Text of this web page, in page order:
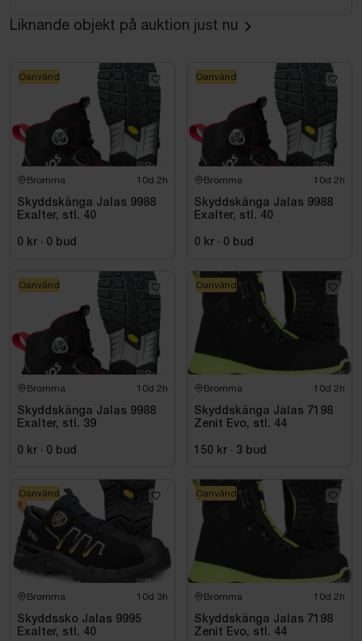
Liknande objekt på auktion just nu
Bromma 10d 2h
Skyddskänga Jalas 9988
Exalter, stl. 40
0 kr · 0 bud
Oanvänd
Bromma 10d 2h
Skyddskänga Jalas 9988
Exalter, stl. 40
0 kr · 0 bud
Oanvänd
Bromma 10d 2h
Skyddskänga Jalas 9988
Exalter, stl. 39
0 kr · 0 bud
Oanvänd
Bromma 10d 2h
Skyddskänga Jalas 7198
Zenit Evo, stl. 44
150 kr · 3 bud
Oanvänd
Bromma 10d 3h
Skyddssko Jalas 9995
Exalter, stl. 40
Oanvänd
Bromma 10d 2h
Skyddskänga Jalas 7198
Zenit Evo, stl. 44
Oanvänd